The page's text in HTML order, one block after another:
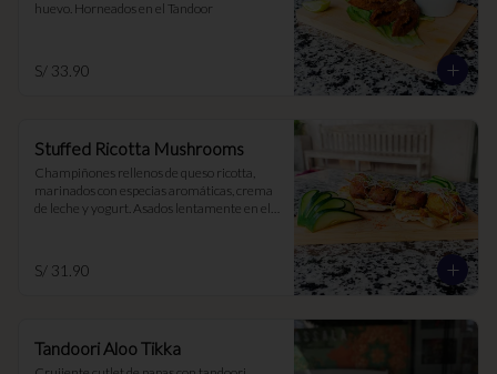
huevo. Horneados en el Tandoor
S/ 33.90
Stuffed Ricotta Mushrooms
Champiñones rellenos de queso ricotta,
marinados con especias aromáticas, crema
de leche y yogurt. Asados lentamente en el
S/ 31.90
Tandoori Aloo Tikka